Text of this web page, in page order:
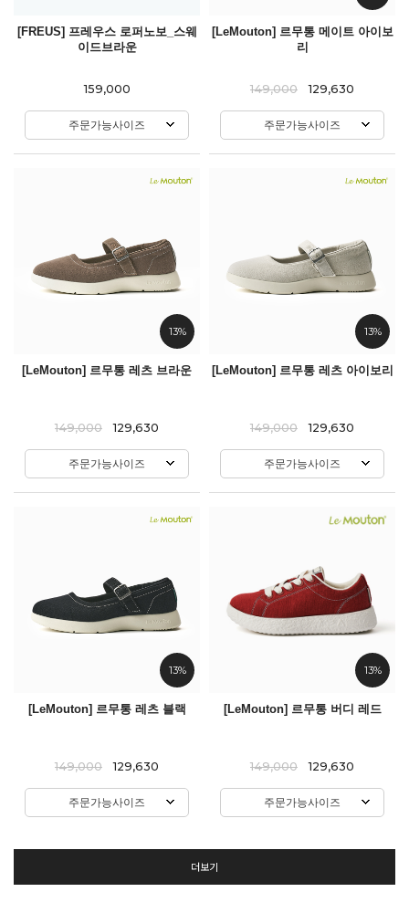
[FREUS] 프레우스 로퍼노보_스웨
이드브라운
159,000
주문가능사이즈
[LeMouton] 르무통 메이트 아이보
리
149,000 129,630
주문가능사이즈
13%
[LeMouton] 르무통 레츠 브라운
149,000 129,630
주문가능사이즈
13%
[LeMouton] 르무통 레츠 아이보리
149,000 129,630
주문가능사이즈
13%
[LeMouton] 르무통 레츠 블랙
149,000 129,630
주문가능사이즈
13%
[LeMouton] 르무통 버디 레드
149,000 129,630
주문가능사이즈
더보기